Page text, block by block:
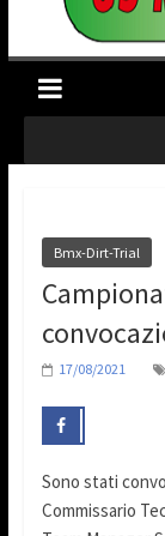
Bmx-Dirt-Trial
17/08/2021
Sono stati
Commissario